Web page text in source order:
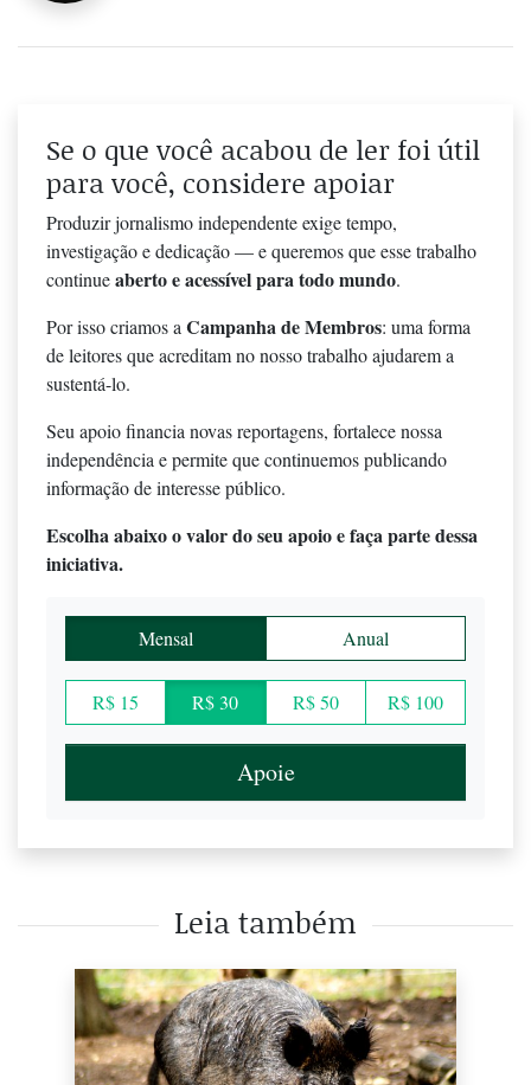
Se o que você acabou de ler foi útil
para você, considere apoiar
Produzir jornalismo independente exige tempo,
investigação e dedicação — e queremos que esse trabalho
continueaberto e acessível para todo mundo.
Por isso criamos a Campanha de Membros: uma forma
de leitores que acreditam no nosso trabalho ajudarem a
sustentá-lo.
Seu apoio financia novas reportagens, fortalece nossa
independência e permite que continuemos publicando
informação de interesse público.
Escolha abaixo o valor do seu apoio e faça parte dessa
iniciativa.
Mensal Anual
R$ 15 R$ 30 R$ 50 R$ 100
Apoie
Leia também